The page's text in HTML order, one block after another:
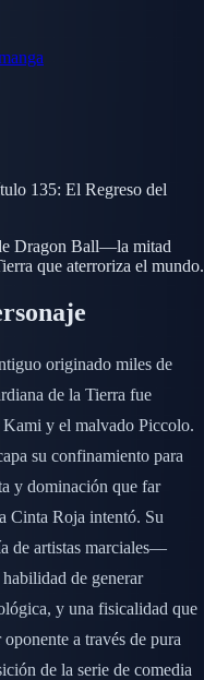
135: El Regreso del
Dragon Ball—la mitad
que aterroriza el mundo.
originado miles de
de la Tierra fue
Kami y el malvado Piccolo.
su confinamiento para
y dominación que far
Cinta Roja intentó. Su
de artistas marciales—
habilidad de generar
y una fisicalidad que
a través de pura
de la serie de comedia